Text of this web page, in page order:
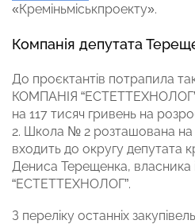
«Креміньміськпроекту».
Компанія депутата
До проєктантів потрапила
КОМПАНІЯ
на 117 тисяч гривень на
2. Школа № 2 розташована на
входить до округу депутата
Дениса Терещенка, власника
“ЕСТЕТТЕХНОЛОГ”.
З переліку останніх